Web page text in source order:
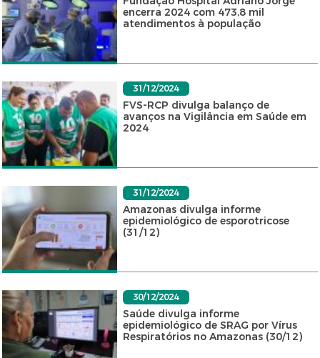
encerra 2024 com 473,8 mil
atendimentos à população
31/12/2024
FVS-RCP divulga balanço de
avanços na Vigilância em Saúde em
2024
31/12/2024
Amazonas divulga informe
epidemiológico de esporotricose
(31/12)
30/12/2024
Saúde divulga informe
epidemiológico de SRAG por Vírus
Respiratórios no Amazonas (30/12)